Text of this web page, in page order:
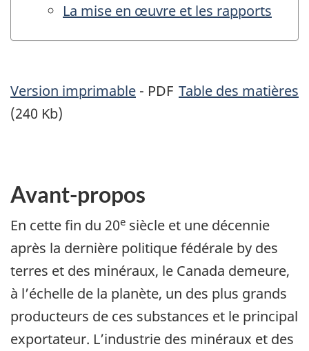
La mise en œuvre et les rapports
Table des matières
Version imprimable - PDF
(240 Kb)
Avant-propos
En cette fin du 20e siècle et une décennie
après la dernière politique fédérale by des
terres et des minéraux, le Canada demeure,
à l’échelle de la planète, un des plus grands
producteurs de ces substances et le principal
exportateur. L’industrie des minéraux et des